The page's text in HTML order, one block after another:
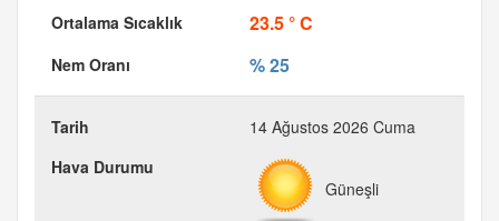
23.5 ° C
% 25
14 Ağustos 2026 Cuma
Güneşli